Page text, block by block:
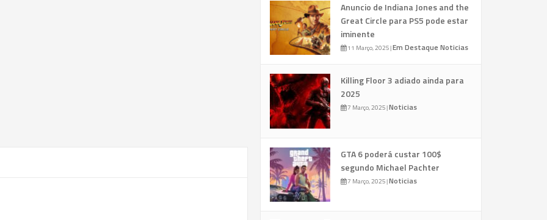
Anuncio de Indiana Jones and the
Great Circle para PS5 pode estar
iminente
11 Março, 2025|Em Destaque Noticias
Killing Floor 3 adiado ainda para
2025
7 Março, 2025|Noticias
GTA 6 poderá custar 100$
segundo Michael Pachter
7 Março, 2025|Noticias